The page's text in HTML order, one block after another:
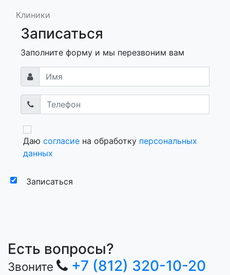
Клиники
Записаться
Заполните форму и мы перезвоним вам
Даю согласиена обработку персональных
данных
Записаться
Есть вопросы?
Звоните +7 (812) 320-10-20